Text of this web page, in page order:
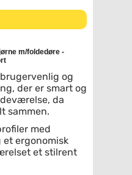
m/foldedøre -
og
der er smart og
da
sammen.
med
ergonomisk
et stilrent